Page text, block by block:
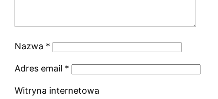
Nazwa *
Adres email *
Witryna internetowa